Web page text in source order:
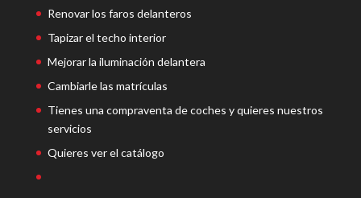
Renovar los faros delanteros
Tapizar el techo interior
Mejorar la iluminación delantera
Cambiarle las matrículas
Tienes una compraventa de coches y quieres nuestros
servicios
Quieres ver el catálogo